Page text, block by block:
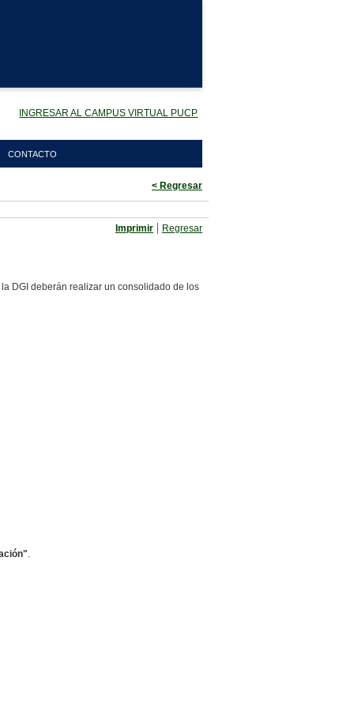
INGRESAR AL CAMPUS VIRTUAL PUCP
CONTACTO
< Regresar
Imprimir | Regresar
DGI deberán realizar un consolidado de los
.